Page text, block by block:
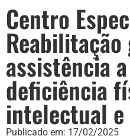
Centro
assistência
deficiência
intelectual e
Publicado em: 17/02/2025